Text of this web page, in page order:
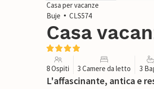
Casa per vacanze
Buje
CLS574
Casa
8 Ospiti 3 Camere da letto 3
L'affascinante, antica e